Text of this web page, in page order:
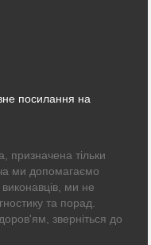
посилання на
призначена тільки
ми допомагаємо
ми не
та порад.
зверніться до